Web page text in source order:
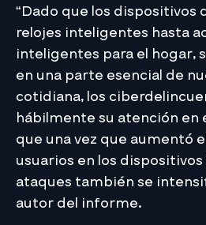
“Dado que los dispositivos
relojes inteligentes hasta
inteligentes para el hogar,
en una parte esencial de
cotidiana, los
hábilmente su atención en
que una vez que aumentó
usuarios en los
ataques también se
autor del informe.